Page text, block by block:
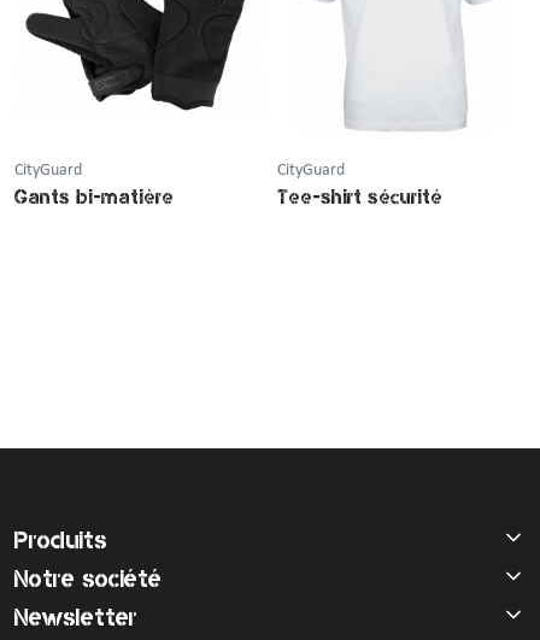
CityGuard
Gants bi-matière
CityGuard
Tee-shirt sécurité
Produits
Notre société
Newsletter